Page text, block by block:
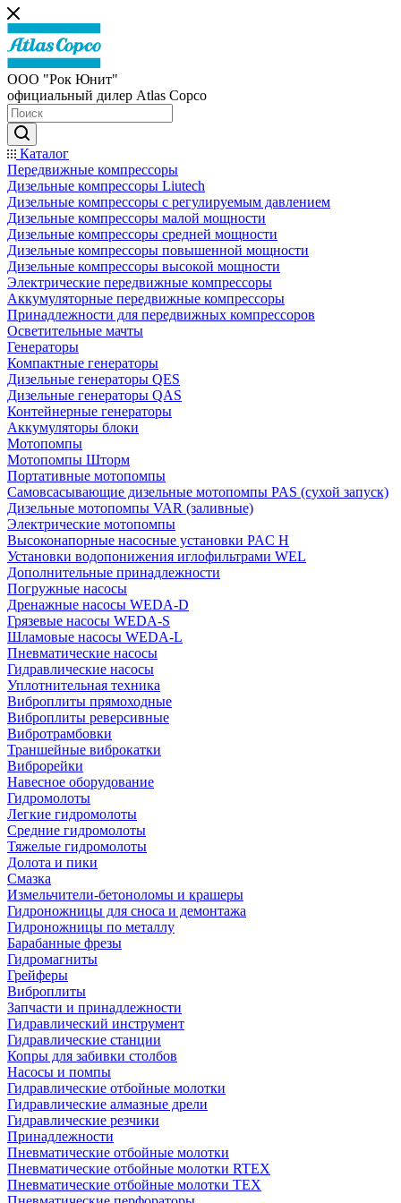
ООО "Рок Юнит"
официальный дилер Atlas Copco
Каталог
Передвижные компрессоры
Дизельные компрессоры Liutech
Дизельные компрессоры с регулируемым давлением
Дизельные компрессоры малой мощности
Дизельные компрессоры средней мощности
Дизельные компрессоры повышенной мощности
Дизельные компрессоры высокой мощности
Электрические передвижные компрессоры
Аккумуляторные передвижные компрессоры
Принадлежности для передвижных компрессоров
Осветительные мачты
Генераторы
Компактные генераторы
Дизельные генераторы QES
Дизельные генераторы QAS
Контейнерные генераторы
Аккумуляторы блоки
Мотопомпы
Мотопомпы Шторм
Портативные мотопомпы
Самовсасывающие дизельные мотопомпы PAS (сухой запуск)
Дизельные мотопомпы VAR (заливные)
Электрические мотопомпы
Высоконапорные насосные установки PAC H
Установки водопонижения иглофильтрами WEL
Дополнительные принадлежности
Погружные насосы
Дренажные насосы WEDA-D
Грязевые насосы WEDA-S
Шламовые насосы WEDA-L
Пневматические насосы
Гидравлические насосы
Уплотнительная техника
Виброплиты прямоходные
Виброплиты реверсивные
Вибротрамбовки
Траншейные виброкатки
Виброрейки
Навесное оборудование
Гидромолоты
Легкие гидромолоты
Средние гидромолоты
Тяжелые гидромолоты
Долота и пики
Смазка
Измельчители-бетоноломы и крашеры
Гидроножницы для сноса и демонтажа
Гидроножницы по металлу
Барабанные фрезы
Гидромагниты
Грейферы
Виброплиты
Запчасти и принадлежности
Гидравлический инструмент
Гидравлические станции
Копры для забивки столбов
Насосы и помпы
Гидравлические отбойные молотки
Гидравлические алмазные дрели
Гидравлические резчики
Принадлежности
Пневматические отбойные молотки
Пневматические отбойные молотки RTEX
Пневматические отбойные молотки TEX